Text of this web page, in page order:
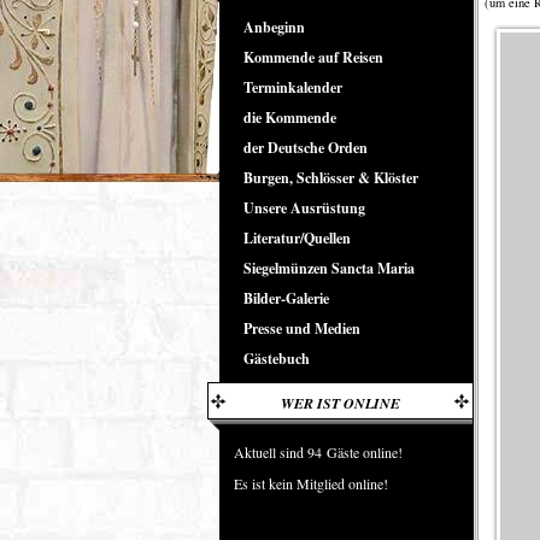
Anbeginn
Kommende auf Reisen
Terminkalender
die Kommende
der Deutsche Orden
Burgen, Schlösser & Klöster
Unsere Ausrüstung
Literatur/Quellen
Siegelmünzen Sancta Maria
Bilder-Galerie
Presse und Medien
Gästebuch
WER IST ONLINE
Aktuell sind 94 Gäste online!
Es ist kein Mitglied online!